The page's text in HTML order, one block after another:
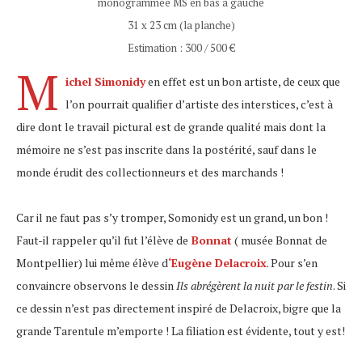
31 x 23 cm (la planche)
Estimation : 300 / 500 €
M ichel Simonidyen effet est un bon artiste, de ceux que
l’on pourrait qualifier d’artiste des interstices, c’est à
dire dont le travail pictural est de grande qualité mais dont la
mémoire ne s’est pas inscrite dans la postérité, sauf dans le
monde érudit des collectionneurs et des marchands !
Car il ne faut pas s’y tromper, Somonidy est un grand, un bon !
Faut-il rappeler qu’il fut l’élève de Bonnat ( musée Bonnat de
Montpellier) lui même élève d‘Eugène Delacroix. Pour s’en
convaincre observons le dessinIls abrégèrent la nuit par le festin. Si
ce dessin n’est pas directement inspiré de Delacroix, bigre que la
grande Tarentule m’emporte ! La filiation est évidente, tout y est!